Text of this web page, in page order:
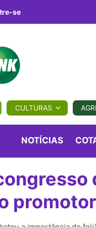
COTAÇÕES
se
CULTURAS
NOTÍCIAS